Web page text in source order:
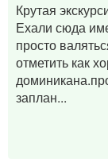
Крутая
Ехали сюда
просто
отметить как
заплан...